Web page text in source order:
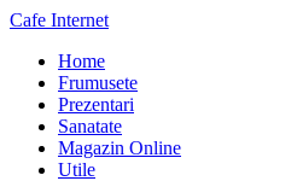
Cafe Internet
Home
Frumusete
Prezentari
Sanatate
Magazin Online
Utile